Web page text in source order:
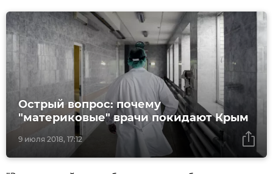
9 июля 2018, 17:12
Острый вопрос: почему
"материковые" врачи покидают Крым